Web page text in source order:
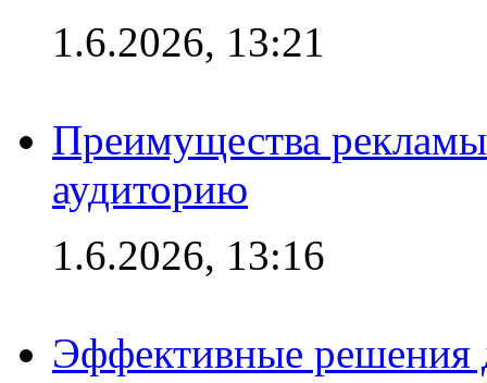
1.6.2026, 13:21
Преимущества
аудиторию
1.6.2026, 13:16
Эффективные решения